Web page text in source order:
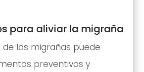
para aliviar la migraña
las migrañas puede
preventivos y